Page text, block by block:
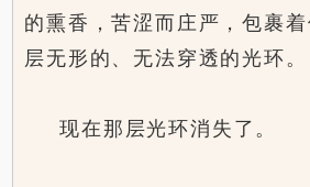
的熏香，苦涩而庄严，包裹
层无形的、无法穿透的光环。
现在那层光环消失了。